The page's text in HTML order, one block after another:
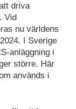
driva
Vid
nu världens
I Sverige
anläggning i
större. Här
används i